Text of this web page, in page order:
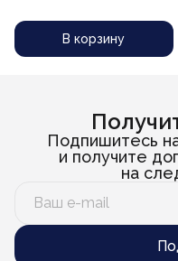
В корзину
Подпишитесь
и получите
на